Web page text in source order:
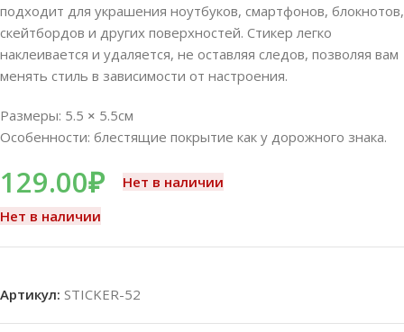
подходит для украшения ноутбуков, смартфонов, блокнотов,
скейтбордов и других поверхностей. Стикер легко
наклеивается и удаляется, не оставляя следов, позволяя вам
менять стиль в зависимости от настроения.
Размеры: 5.5 × 5.5см
Особенности: блестящие покрытие как у дорожного знака.
129.00₽
Нет в наличии
Нет в наличии
Артикул: STICKER-52